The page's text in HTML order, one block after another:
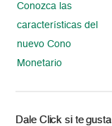
Conozca las
características del
nuevo Cono
Monetario
Dale Click si te gusta